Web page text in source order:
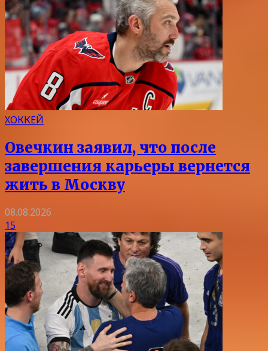
ХОККЕЙ
Овечкин заявил, что после
завершения карьеры вернется
жить в Москву
08.08.2026
15